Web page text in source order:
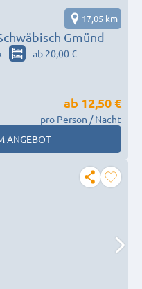
Gmünd
17,05 km
ab 20,00 €
ab 12,50 €
pro Person / Nacht
ANGEBOT